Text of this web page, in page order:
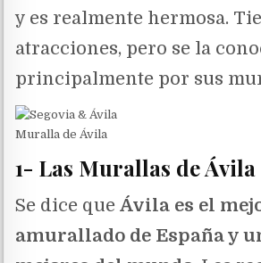
y es realmente hermosa.
atracciones, pero se la
principalmente por sus
Muralla de Ávila
1- Las Murallas de Ávila
Se dice queÁvila es el
amurallado de España y